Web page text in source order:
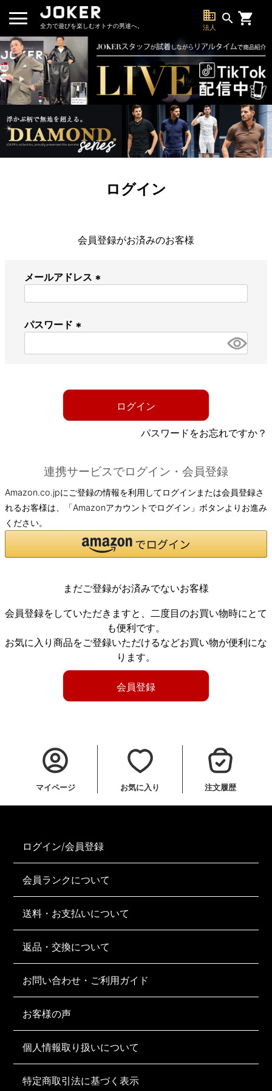
全力で遊びを楽しむオトナの男達へ。
business
法人
search
ログイン
会員登録がお済みのお客様
メールアドレス
パスワード
必
ログイン
パスワードをお忘れですか？
連携サービスでログイン・会員登録
Amazon.co.jpにご登録の情報を利用してログインまたは会員登録さ
れるお客様は、「Amazonアカウントでログイン」ボタンよりお進み
ください。
まだご登録がお済みでないお客様
会員登録をしていただきますと、二度目のお買い物時にとて
も便利です。
お気に入り商品をご登録いただけるなどお買い物が便利にな
ります。
会員登録
マイページ お気に入り 注文履歴
ログイン/会員登録
会員ランクについて
送料・お支払いについて
返品・交換について
お問い合わせ・ご利用ガイド
お客様の声
個人情報取り扱いについて
特定商取引法に基づく表示